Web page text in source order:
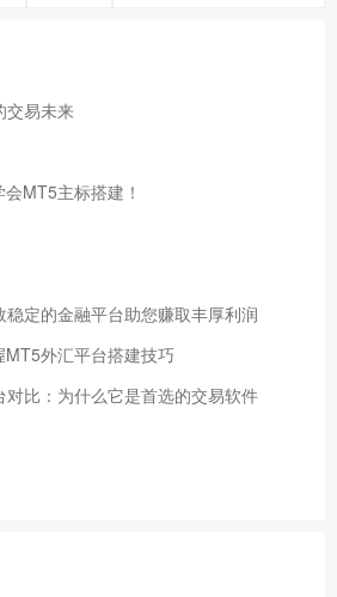
交易未来
MT5主标搭建！
定的金融平台助您赚取丰厚利润
外汇平台搭建技巧
比：为什么它是首选的交易软件